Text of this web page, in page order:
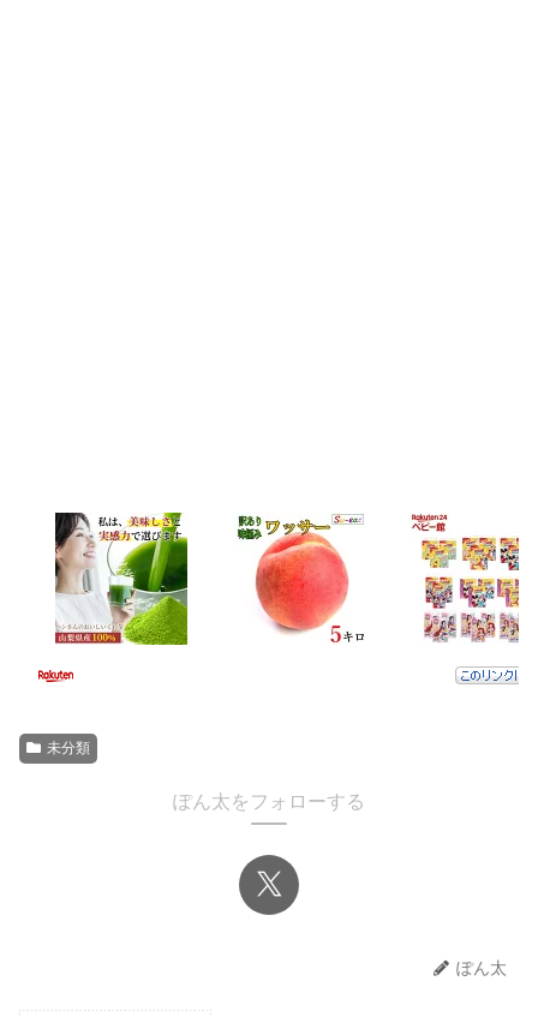
未分類
ぽん太をフォローする
ぽん太